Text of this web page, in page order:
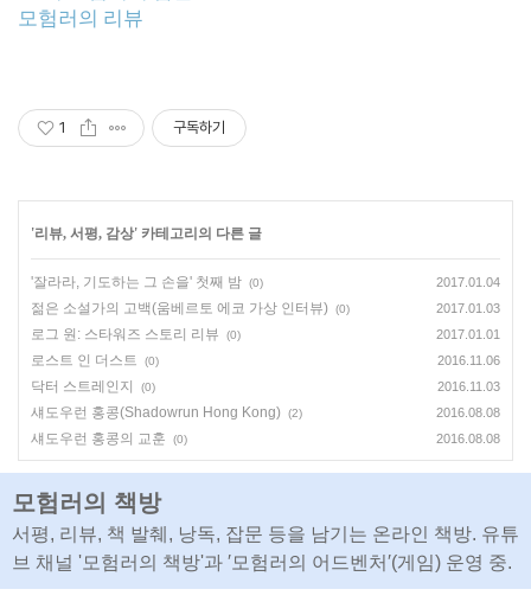
모험러의 리뷰
1 구독하기
'리뷰, 서평, 감상' 카테고리의 다른 글
'잘라라, 기도하는 그 손을' 첫째 밤 (0) 2017.01.04
젊은 소설가의 고백(움베르토 에코 가상 인터뷰) (0) 2017.01.03
로그 원: 스타워즈 스토리 리뷰 (0) 2017.01.01
로스트 인 더스트 (0) 2016.11.06
닥터 스트레인지 (0) 2016.11.03
섀도우런 홍콩(Shadowrun Hong Kong) (2) 2016.08.08
섀도우런 홍콩의 교훈 (0) 2016.08.08
모험러의 책방
서평, 리뷰, 책 발췌, 낭독, 잡문 등을 남기는 온라인 책방. 유튜
브 채널 '모험러의 책방'과 ′모험러의 어드벤처′(게임) 운영 중.